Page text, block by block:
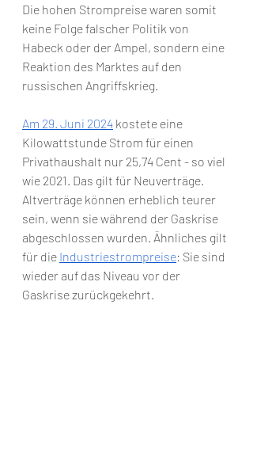
Die hohen Strompreise waren somit
keine Folge falscher Politik von
Habeck oder der Ampel, sondern eine
Reaktion des Marktes auf den
russischen Angriffskrieg.
Am 29. Juni 2024 kostete eine
Kilowattstunde Strom für einen
Privathaushalt nur 25,74 Cent - so viel
wie 2021. Das gilt für Neuverträge.
Altverträge können erheblich teurer
sein, wenn sie während der Gaskrise
abgeschlossen wurden. Ähnliches gilt
für die Industriestrompreise: Sie sind
wieder auf das Niveau vor der
Gaskrise zurückgekehrt.